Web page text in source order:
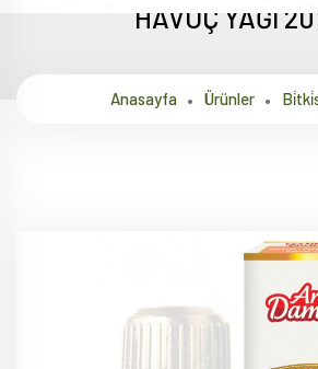
HAVUÇ YAĞI
Anasayfa Ürünler